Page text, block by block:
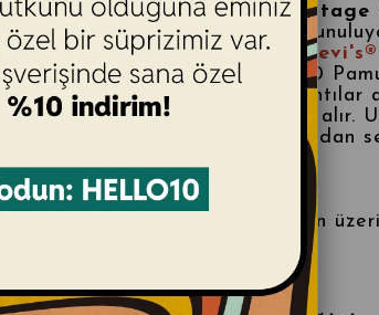
yeniden keşfedilen Levi's Vintage
Fairway Yeşili renginde
pantolon, 1950'lerden kalma
bir kopyasıdır.Dayanıklı %100
ve düz paçaya sahiptir. Ayrıntılar
arka cep ve kemer halkaları yer alır.
bu kaliteli pantolonlar sizi sezondan
- Yüksek Bel - %100 Pamuk
188cm / 73kg - Modelin